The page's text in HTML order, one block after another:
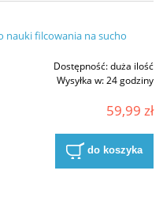
nauki filcowania na sucho
Dostępność:duża ilość
Wysyłka w:24 godziny
59,99 zł
do koszyka